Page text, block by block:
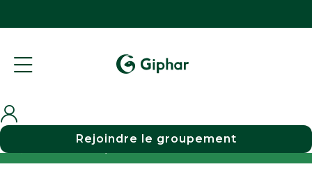
Choisir une pharmacie
Rejoindre le groupement